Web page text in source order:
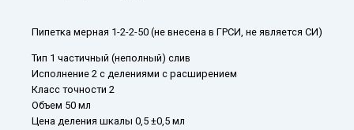
Пипетка мерная 1-2-2-50 (не внесена в ГРСИ, не является СИ)
Тип 1 частичный (неполный) слив
Исполнение 2 с делениями с расширением
Класс точности 2
Объем 50 мл
Цена деления шкалы 0,5 ±0,5 мл